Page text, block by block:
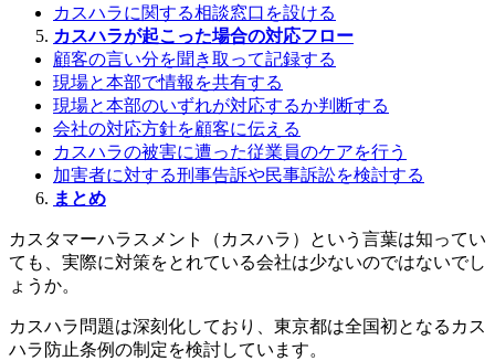
カスハラに関する相談窓口を設ける
カスハラが起こった場合の対応フロー
顧客の言い分を聞き取って記録する
現場と本部で情報を共有する
現場と本部のいずれが対応するか判断する
会社の対応方針を顧客に伝える
カスハラの被害に遭った従業員のケアを行う
加害者に対する刑事告訴や民事訴訟を検討する
まとめ
カスタマーハラスメント（カスハラ）という言葉は知ってい
ても、実際に対策をとれている会社は少ないのではないでし
ょうか。
カスハラ問題は深刻化しており、東京都は全国初となるカス
ハラ防止条例の制定を検討しています。